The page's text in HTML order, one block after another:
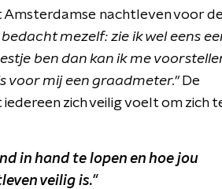
Amsterdamse nachtleven voor
bedacht mezelf: zie ik wel eens
ben dan kan ik me
voor mij een graadmeter." De
zich veilig voelt om zich
in hand te lopen en hoe jou
veilig is."